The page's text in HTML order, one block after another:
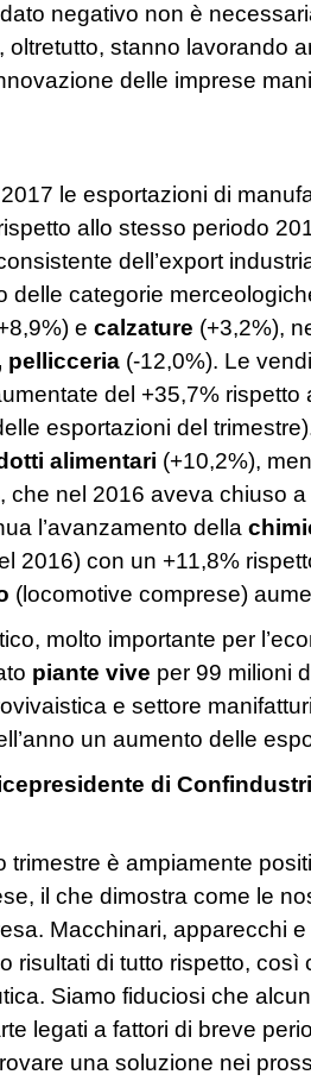
negativo non è
oltretutto, stanno lavorando
delle imprese
le esportazioni di
allo stesso periodo
dell’export
delle categorie
e calzature (+3,2%),
pellicceria (-12,0%). Le
del +35,7% rispetto
esportazioni del
alimentari (+10,2%),
che nel 2016 aveva chiuso a
l’avanzamento della
2016) con un +11,8%
(locomotive comprese)
molto importante per
piante vive per 99 milioni
e settore
un aumento delle
di
trimestre è ampiamente
il che dimostra come le
Macchinari, apparecchi
risultati di tutto rispetto, così
Siamo fiduciosi che
legati a fattori di breve
una soluzione nei